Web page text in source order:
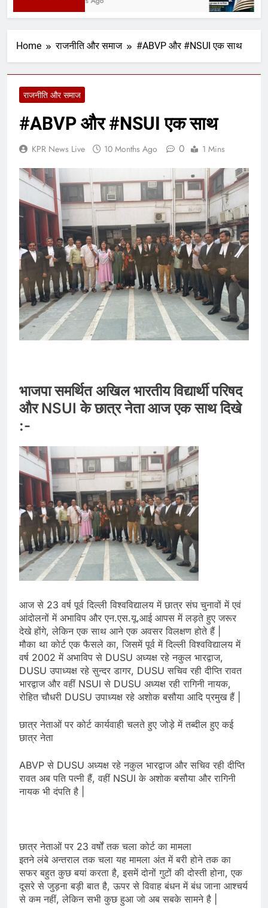
Home राजनीति और समाज #ABVP और #NSUI एक साथ
राजनीति और समाज
#ABVP और #NSUI एक साथ
KPR News Live 10 Months Ago 0 1 Mins
भाजपा समर्थित अखिल भारतीय विद्यार्थी परिषद
और NSUI के छात्र नेता आज एक साथ दिखे
:-
आज से 23 वर्ष पूर्व दिल्ली विश्वविद्यालय में छात्र संघ चुनावों में एवं
आंदोलनों में अभाविप और एन.एस.यू.आई आपस में लड़ते हुए जरूर
देखे होंगे, लेकिन एक साथ आने एक अवसर विलक्षण होते हैं |
मौका था कोर्ट एक फैसले का, जिसमें पूर्व में दिल्ली विश्वविद्यालय में
वर्ष 2002 में अभाविप से DUSU अध्यक्ष रहे नकुल भारद्वाज,
DUSU उपाध्यक्ष रहे सुन्दर डागर, DUSU सचिव रही दीप्ति रावत
भारद्वाज और वहीं NSUI से DUSU अध्यक्ष रही रागिनी नायक,
रोहित चौधरी DUSU उपाध्यक्ष रहे अशोक बसौया आदि प्रमुख हैं |
छात्र नेताओं पर कोर्ट कार्यवाही चलते हुए जोड़े में तब्दील हुए कई
छात्र नेता
ABVP से DUSU अध्यक्ष रहे नकुल भारद्वाज और सचिव रही दीप्ति
रावत अब पति पत्नी हैं, वहीं NSUI के अशोक बसौया और रागिनी
नायक भी दंपति है |
छात्र नेताओं पर 23 वर्षों तक चला कोर्ट का मामला
इतने लंबे अन्तराल तक चला यह मामला अंत में बरी होने तक का
सफर बहुत कुछ बयां करता है, इसमें दोनों गुटों की दोस्ती होना, एक
दूसरे से जुड़ना बड़ी बात है, ऊपर से विवाह बंधन में बंध जाना आश्चर्य
से कम नहीं, लेकिन सभी कुछ हुआ जो अब सबके सामने है |